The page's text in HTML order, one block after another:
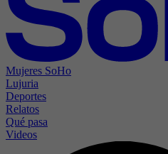
Mujeres SoHo
Lujuria
Deportes
Relatos
Qué pasa
Videos